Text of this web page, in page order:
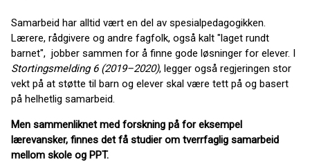
Samarbeid har alltid vært en del av spesialpedagogikken.
Lærere, rådgivere og andre fagfolk, også kalt "laget rundt
barnet", jobber sammen for å finne gode løsninger for elever. I
Stortingsmelding 6 (2019–2020), legger også regjeringen stor
vekt på at støtte til barn og elever skal være tett på og basert
på helhetlig samarbeid.
Men sammenliknet med forskning på for eksempel
lærevansker, finnes det få studier om tverrfaglig samarbeid
mellom skole og PPT.